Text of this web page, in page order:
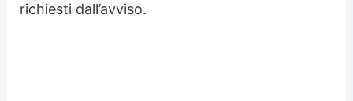
richiesti dall’avviso.